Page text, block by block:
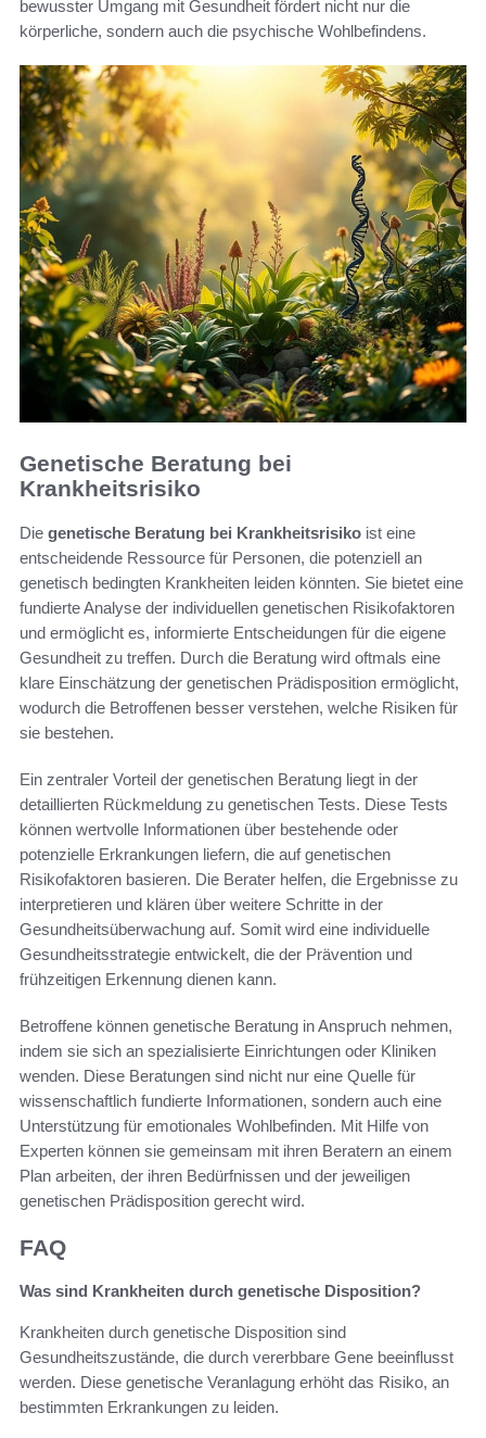
bewusster Umgang mit Gesundheit fördert nicht nur die
körperliche, sondern auch die psychische Wohlbefindens.
Genetische Beratung bei
Krankheitsrisiko
Die genetische Beratung bei Krankheitsrisiko ist eine
entscheidende Ressource für Personen, die potenziell an
genetisch bedingten Krankheiten leiden könnten. Sie bietet eine
fundierte Analyse der individuellen genetischen Risikofaktoren
und ermöglicht es, informierte Entscheidungen für die eigene
Gesundheit zu treffen. Durch die Beratung wird oftmals eine
klare Einschätzung der genetischen Prädisposition ermöglicht,
wodurch die Betroffenen besser verstehen, welche Risiken für
sie bestehen.
Ein zentraler Vorteil der genetischen Beratung liegt in der
detaillierten Rückmeldung zu genetischen Tests. Diese Tests
können wertvolle Informationen über bestehende oder
potenzielle Erkrankungen liefern, die auf genetischen
Risikofaktoren basieren. Die Berater helfen, die Ergebnisse zu
interpretieren und klären über weitere Schritte in der
Gesundheitsüberwachung auf. Somit wird eine individuelle
Gesundheitsstrategie entwickelt, die der Prävention und
frühzeitigen Erkennung dienen kann.
Betroffene können genetische Beratung in Anspruch nehmen,
indem sie sich an spezialisierte Einrichtungen oder Kliniken
wenden. Diese Beratungen sind nicht nur eine Quelle für
wissenschaftlich fundierte Informationen, sondern auch eine
Unterstützung für emotionales Wohlbefinden. Mit Hilfe von
Experten können sie gemeinsam mit ihren Beratern an einem
Plan arbeiten, der ihren Bedürfnissen und der jeweiligen
genetischen Prädisposition gerecht wird.
FAQ
Was sind Krankheiten durch genetische Disposition?
Krankheiten durch genetische Disposition sind
Gesundheitszustände, die durch vererbbare Gene beeinflusst
werden. Diese genetische Veranlagung erhöht das Risiko, an
bestimmten Erkrankungen zu leiden.